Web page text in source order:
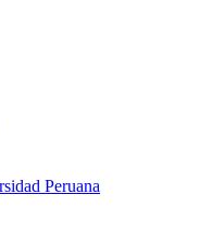
Peruana